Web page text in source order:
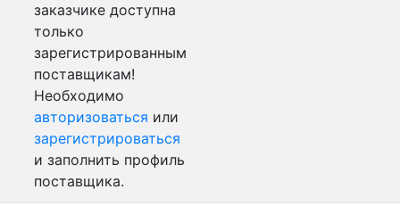
заказчике доступна
только
зарегистрированным
поставщикам!
Необходимо
авторизоваться или
зарегистрироваться
и заполнить профиль
поставщика.